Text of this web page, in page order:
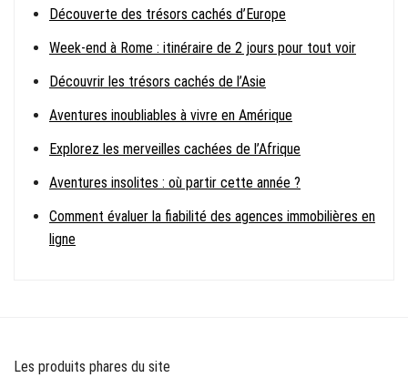
Découverte des trésors cachés d’Europe
Week-end à Rome : itinéraire de 2 jours pour tout voir
Découvrir les trésors cachés de l’Asie
Aventures inoubliables à vivre en Amérique
Explorez les merveilles cachées de l’Afrique
Aventures insolites : où partir cette année ?
Comment évaluer la fiabilité des agences immobilières en
ligne
Les produits phares du site